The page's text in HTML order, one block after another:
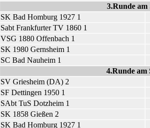
3.Runde am
SK Bad Homburg 1927 1
Sabt Frankfurter TV 1860 1
VSG 1880 Offenbach 1
SK 1980 Gernsheim 1
SC Bad Nauheim 1
4.Runde am
SV Griesheim (DA) 2
SF Dettingen 1950 1
SAbt TuS Dotzheim 1
SK 1858 Gießen 2
SK Bad Homburg 1927 1